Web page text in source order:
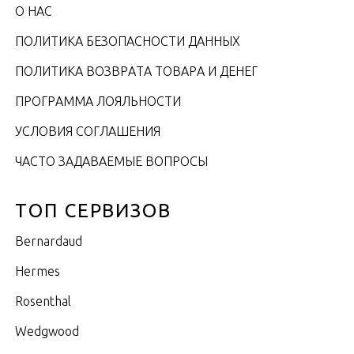
О НАС
ПОЛИТИКА БЕЗОПАСНОСТИ ДАННЫХ
ПОЛИТИКА ВОЗВРАТА ТОВАРА И ДЕНЕГ
ПРОГРАММА ЛОЯЛЬНОСТИ
УСЛОВИЯ СОГЛАШЕНИЯ
ЧАСТО ЗАДАВАЕМЫЕ ВОПРОСЫ
ТОП СЕРВИЗОВ
Bernardaud
Hermes
Rosenthal
Wedgwood